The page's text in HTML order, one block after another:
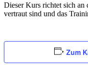
Dieser Kurs richtet sich an
vertraut sind und das
Zum